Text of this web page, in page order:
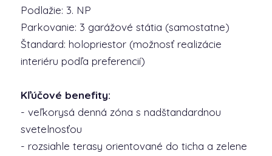
Podlažie: 3. NP
Parkovanie: 3 garážové státia (samostatne)
Štandard: holopriestor (možnosť realizácie
interiéru podľa preferencií)
Kľúčové benefity:
- veľkorysá denná zóna s nadštandardnou
svetelnosťou
- rozsiahle terasy orientované do ticha a zelene